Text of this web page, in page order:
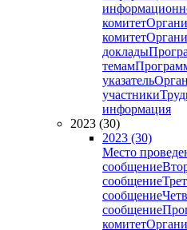
комитет
комитет
доклады
темам
указатель
участники
информация
2023 (30)
2023 (30)
Место
сообщение
сообщение
сообщение
сообщение
комитет